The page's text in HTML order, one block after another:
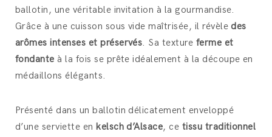
ballotin, une véritable invitation à la gourmandise.
Grâce à une cuisson sous vide maîtrisée, il révèledes
arômes intenses et préservés. Sa texture ferme et
fondante à la fois se prête idéalement à la découpe en
médaillons élégants.
Présenté dans un ballotin délicatement enveloppé
d’une serviette enkelsch d’Alsace, ce tissu traditionnel